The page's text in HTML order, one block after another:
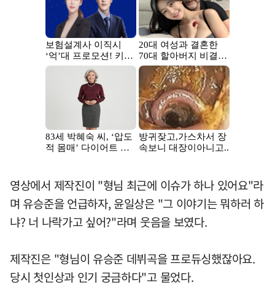
영상에서 제작진이 "형님 최근에 이슈가 하나 있어요"라
며 유승준을 언급하자, 윤일상은 "그 이야기는 뭐하러 하
냐? 너 나락가고 싶어?"라며 웃음을 보였다.
제작진은 "형님이 유승준 데뷔곡을 프로듀싱했잖아요.
당시 첫인상과 인기 궁금하다"고 물었다.